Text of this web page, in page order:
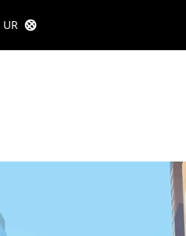
UR